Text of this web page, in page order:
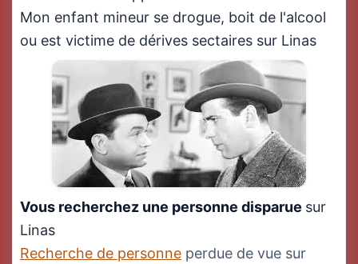
Mon enfant mineur se drogue, boit de l'alcool
ou est victime de dérives sectaires sur Linas
Vous recherchez une personne disparue sur
Linas
Recherche de personne perdue de vue sur